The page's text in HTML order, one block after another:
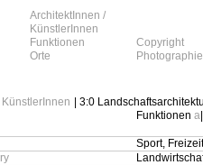
ArchitektInnen /
KünstlerInnen
Funktionen
Orte
Copyright
Photographie
| 3:0
Funktionen a
Sport,